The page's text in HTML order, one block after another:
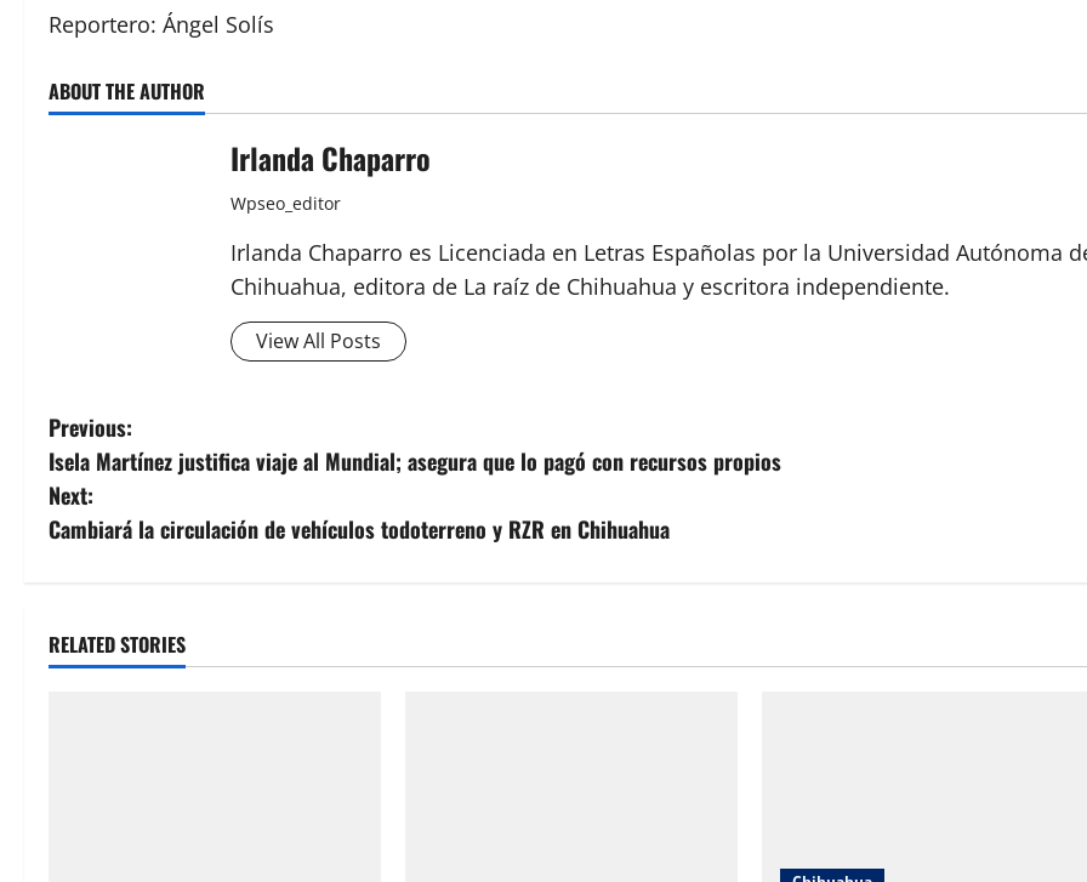
Reportero: Ángel Solís
ABOUT THE AUTHOR
Irlanda Chaparro
Wpseo_editor
Irlanda Chaparro es Licenciada en Letras Españolas por la Universidad Autónoma
Chihuahua, editora de La raíz de Chihuahua y escritora independiente.
View All Posts
P
o
s
n
Previous:
Isela Martínez justifica viaje al Mundial; asegura que lo pagó con recursos propios
Next:
Cambiará la circulación de vehículos todoterreno y RZR en Chihuahua
RELATED STORIES